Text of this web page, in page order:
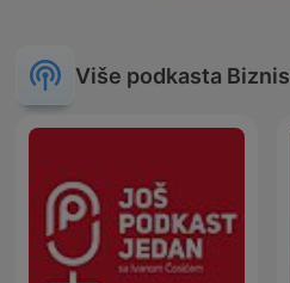
Više podkasta Biznis